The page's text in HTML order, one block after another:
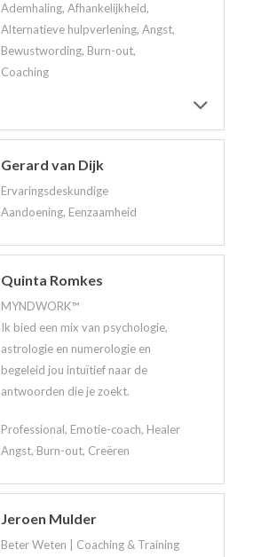
Ademhaling, Afhankelijkheid,
Alternatieve hulpverlening, Angst,
Bewustwording, Burn-out,
Coaching
Gerard van Dijk
Ervaringsdeskundige
Aandoening, Eenzaamheid
Quinta Romkes
MYNDWORK™
Ik bied een mix van psychologie,
astrologie en numerologie en
begeleid jou intuïtief naar de
antwoorden die je zoekt.
Professional, Emotie-coach, Healer
Angst, Burn-out, Creëren
Jeroen Mulder
Beter Weten | Coaching & Training